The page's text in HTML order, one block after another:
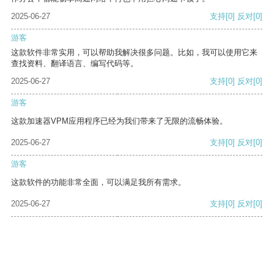
2025-06-27
支持[0] 反对[0]
游客
这款软件非常实用，可以帮助我解决很多问题。比如，我可以使用它来
查找资料、翻译语言、编写代码等。
2025-06-27
支持[0] 反对[0]
游客
这款加速器VPM应用程序已经为我们带来了无限的流畅体验。
2025-06-27 支持[0] 反对[0]
游客
这款软件的功能非常全面，可以满足我所有需求。
2025-06-27 支持[0] 反对[0]